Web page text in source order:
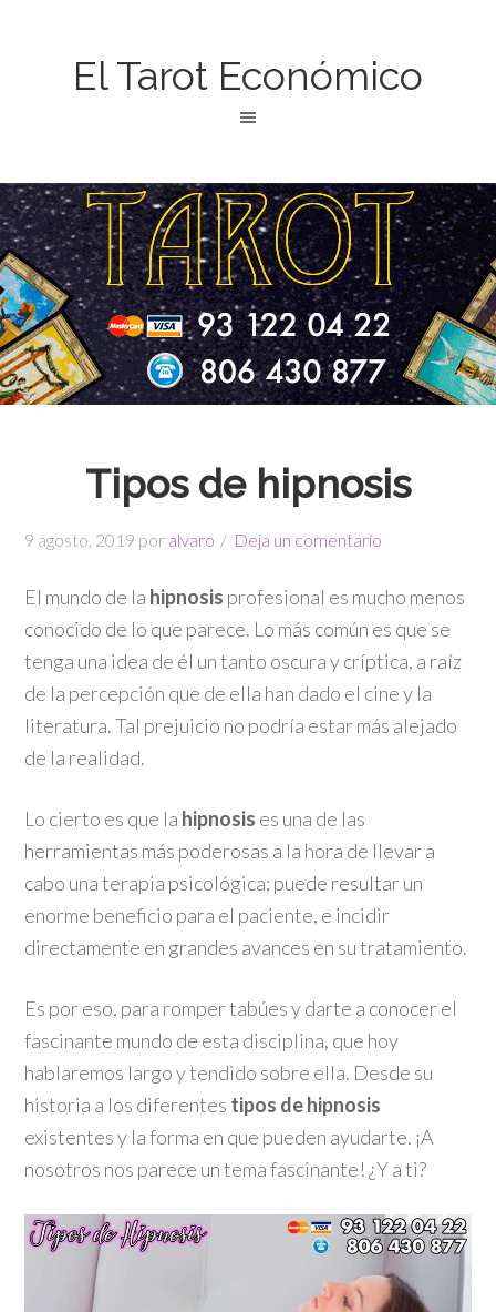
El Tarot Económico
Tipos de hipnosis
9 agosto, 2019 por alvaro Deja un comentario
El mundo de la hipnosis profesional es mucho menos
conocido de lo que parece. Lo más común es que se
tenga una idea de él un tanto oscura y críptica, a raíz
de la percepción que de ella han dado el cine y la
literatura. Tal prejuicio no podría estar más alejado
de la realidad.
Lo cierto es que la hipnosis es una de las
herramientas más poderosas a la hora de llevar a
cabo una terapia psicológica; puede resultar un
enorme beneficio para el paciente, e incidir
directamente en grandes avances en su tratamiento.
Es por eso, para romper tabúes y darte a conocer el
fascinante mundo de esta disciplina, que hoy
hablaremos largo y tendido sobre ella. Desde su
historia a los diferentes tipos de hipnosis
existentes y la forma en que pueden ayudarte. ¡A
nosotros nos parece un tema fascinante! ¿Y a ti?